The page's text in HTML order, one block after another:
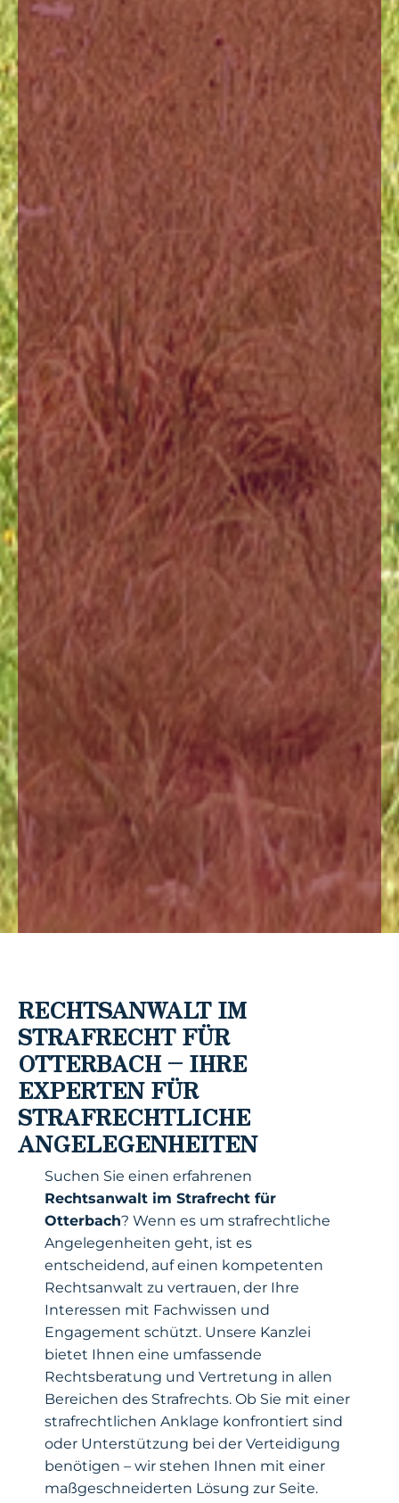
RECHTSANWALT IM
STRAFRECHT FÜR
OTTERBACH – IHRE
EXPERTEN FÜR
STRAFRECHTLICHE
ANGELEGENHEITEN
Suchen Sie einen erfahrenen
Rechtsanwalt im Strafrecht für
Otterbach? Wenn es um strafrechtliche
Angelegenheiten geht, ist es
entscheidend, auf einen kompetenten
Rechtsanwalt zu vertrauen, der Ihre
Interessen mit Fachwissen und
Engagement schützt. Unsere Kanzlei
bietet Ihnen eine umfassende
Rechtsberatung und Vertretung in allen
Bereichen des Strafrechts. Ob Sie mit einer
strafrechtlichen Anklage konfrontiert sind
oder Unterstützung bei der Verteidigung
benötigen – wir stehen Ihnen mit einer
maßgeschneiderten Lösung zur Seite.